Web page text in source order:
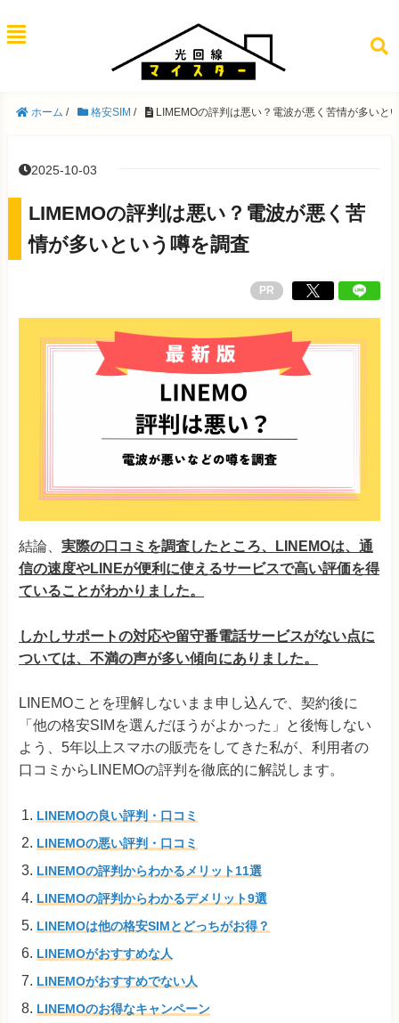
ホーム / 格安SIM / LIMEMOの評判は悪い？電波が悪く苦情が多いと
2025-10-03
LIMEMOの評判は悪い？電波が悪く苦
情が多いという噂を調査
PR
結論、 実際の口コミを調査したところ、LINEMOは、通
信の速度やLINEが便利に使えるサービスで高い評価を得
ていることがわかりました。
しかしサポートの対応や留守番電話サービスがない点に
ついては、不満の声が多い傾向にありました。
LINEMOことを理解しないまま申し込んで、契約後に
「他の格安SIMを選んだほうがよかった」と後悔しない
よう、5年以上スマホの販売をしてきた私が、利用者の
口コミからLINEMOの評判を徹底的に解説します。
LINEMOの良い評判・口コミ
LINEMOの悪い評判・口コミ
LINEMOの評判からわかるメリット11選
LINEMOの評判からわかるデメリット9選
LINEMOは他の格安SIMとどっちがお得？
LINEMOがおすすめな人
LINEMOがおすすめでない人
LINEMOのお得なキャンペーン